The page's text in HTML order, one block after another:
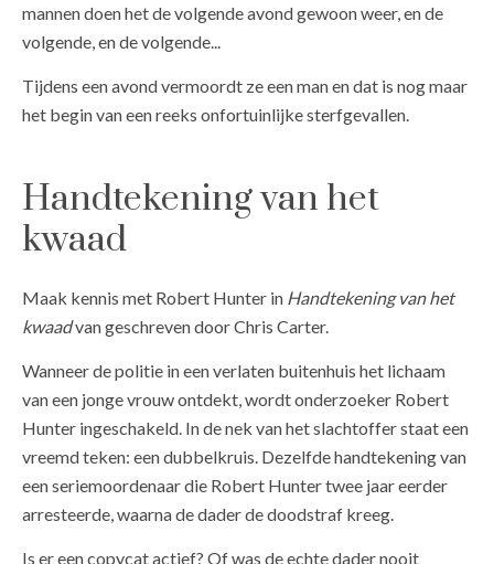
mannen doen het de volgende avond gewoon weer, en de
volgende, en de volgende...
Tijdens een avond vermoordt ze een man en dat is nog maar
het begin van een reeks onfortuinlijke sterfgevallen.
Handtekening van het
kwaad
Maak kennis met Robert Hunter in Handtekening van het
kwaadvan geschreven door Chris Carter.
Wanneer de politie in een verlaten buitenhuis het lichaam
van een jonge vrouw ontdekt, wordt onderzoeker Robert
Hunter ingeschakeld. In de nek van het slachtoffer staat een
vreemd teken: een dubbelkruis. Dezelfde handtekening van
een seriemoordenaar die Robert Hunter twee jaar eerder
arresteerde, waarna de dader de doodstraf kreeg.
Is er een copycat actief? Of was de echte dader nooit